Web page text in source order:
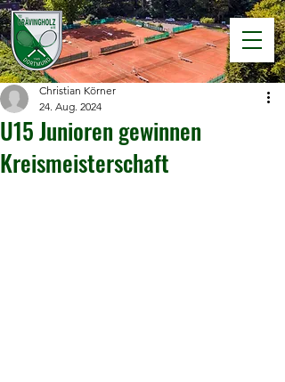
U15 Junioren gewinnen
Kreismeisterschaft
Christian Körner
24. Aug. 2024